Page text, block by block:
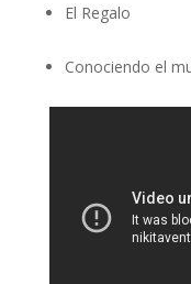
El Regalo
Conociendo el